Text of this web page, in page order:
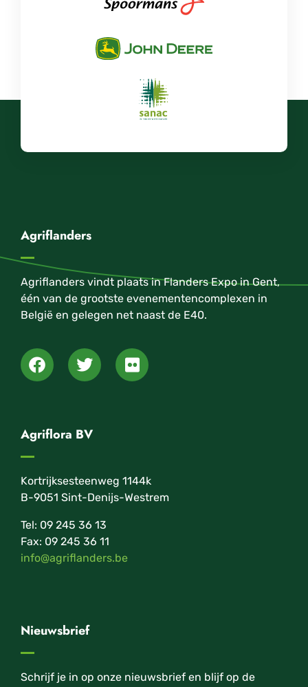
Agriflanders
Agriflanders vindt plaats in Flanders Expo in Gent,
één van de grootste evenementencomplexen in
België en gelegen net naast de E40.
Agriflora BV
Kortrijksesteenweg 1144k
B-9051 Sint-Denijs-Westrem
Tel: 09 245 36 13
Fax: 09 245 36 11
info@agriflanders.be
Nieuwsbrief
Schrijf je in op onze nieuwsbrief en blijf op de